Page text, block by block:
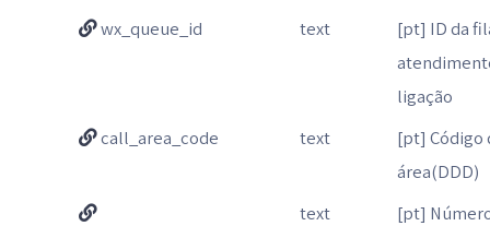
wx_queue_id
text
[pt] ID da
ligação
call_area_code
text
[pt] Código
área(DDD)
text
[pt]